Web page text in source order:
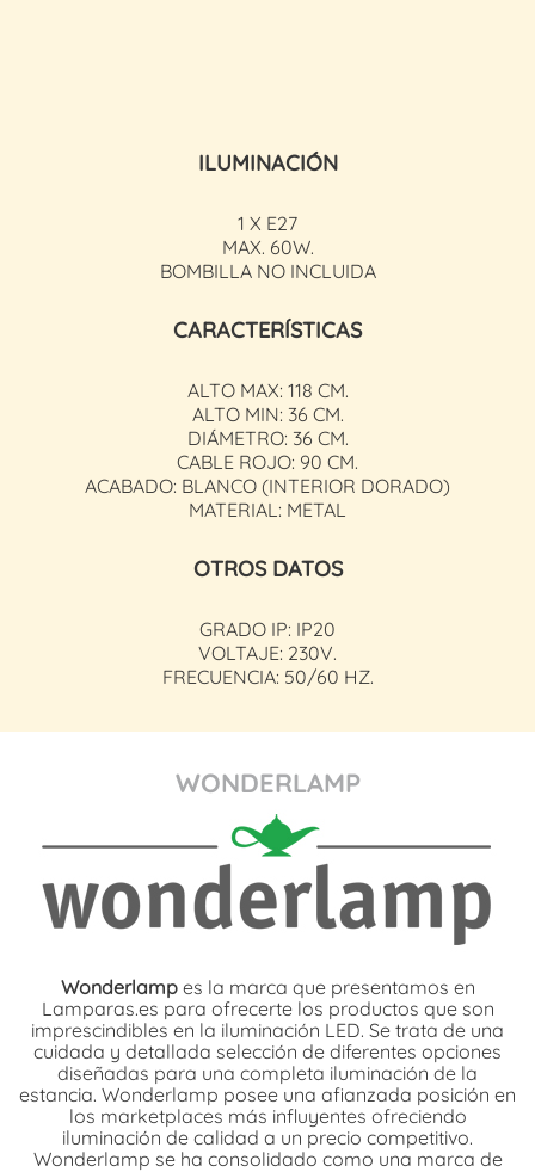
ILUMINACIÓN
1 X E27
MAX. 60W.
BOMBILLA NO INCLUIDA
CARACTERÍSTICAS
ALTO MAX: 118 CM.
ALTO MIN: 36 CM.
DIÁMETRO: 36 CM.
CABLE ROJO: 90 CM.
ACABADO: BLANCO (INTERIOR DORADO)
MATERIAL: METAL
OTROS DATOS
GRADO IP: IP20
VOLTAJE: 230V.
FRECUENCIA: 50/60 HZ.
WONDERLAMP
Wonderlampes la marca que presentamos en
Lamparas.es para ofrecerte los productos que son
imprescindibles en la iluminación LED. Se trata de una
cuidada y detallada selección de diferentes opciones
diseñadas para una completa iluminación de la
estancia. Wonderlamp posee una afianzada posición en
los marketplaces más influyentes ofreciendo
iluminación de calidad a un precio competitivo.
Wonderlamp se ha consolidado como una marca de